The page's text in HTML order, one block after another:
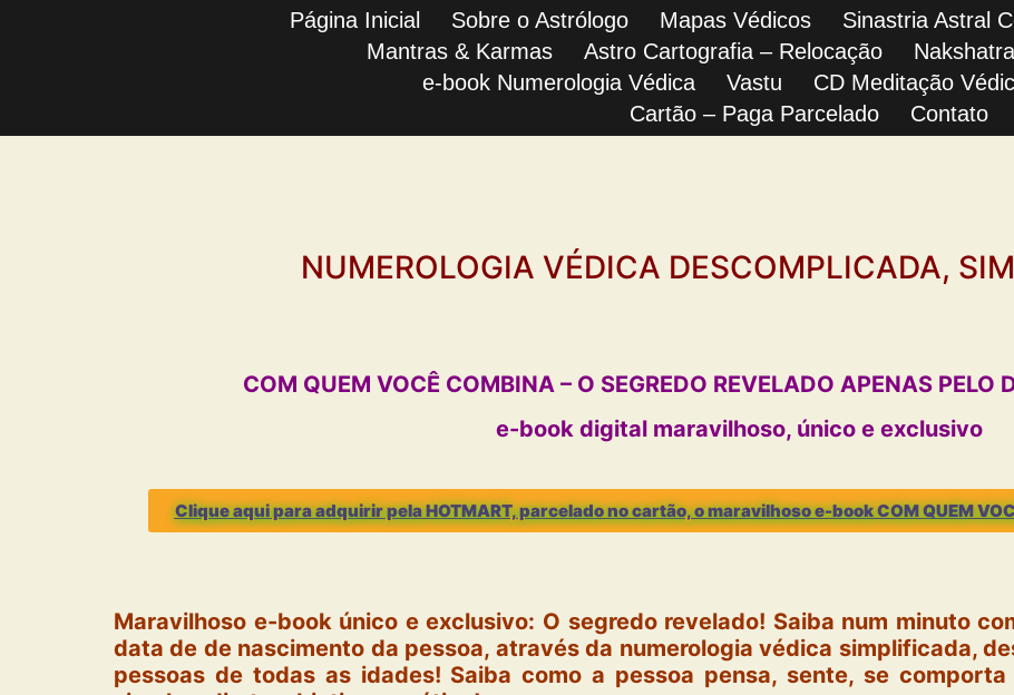
Página Inicial Sobre o Astrólogo Mapas Védicos Sinastria Astral
Mantras & Karmas
Astro Cartografia – Relocação
e-book Numerologia Védica
Vastu CD Meditação
Cartão – Paga Parcelado
Contato
e-book Numerologia Védica
NUMEROLOGIA VÉDICA DESCOMPLICADA,
COM QUEM VOCÊ COMBINA – O SEGREDO REVELADO APENAS PELO
e-book digital maravilhoso, único e exclusivo
Clique aqui para adquirir pela HOTMART, parcelado no cartão, o maravilhoso e-book COM QUEM
Maravilhoso e-book único e exclusivo: O segredo revelado! Saiba num minuto
data de de nascimento da pessoa, através da numerologia védica simplificada,
pessoas de todas as idades! Saiba como a pessoa pensa, sente, se